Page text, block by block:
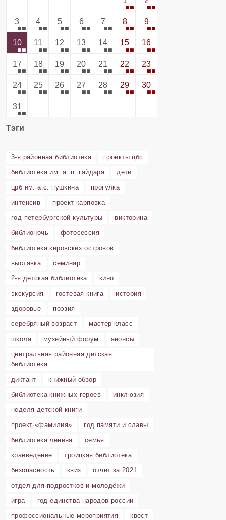
3 4 5 6 7 8 9
10 11 12 13 14 15 16
17 18 19 20 21 22 23
24 25 26 27 28 29 30
31
Тэги
3-я районная библиотека
проекты цбс
библиотека им. а. п. гайдара
дети
црб им. а.с. пушкина
прогулка
интенсив
проект карповка
год петербургской культуры
викторина
библионочь
фотосессия
библиотека кировских островов
выставка
семинар
2-я детская библиотека
кино
экскурсия
гостевая книга
история
здоровье
поэзия
серебряный возраст
мастер-класс
школа
музейный форум
анонсы
центральная районная детская
библиотека
диктант
книжный обзор
библиотека книжных героев
инклюзия
неделя детской книги
проект «фамилия»
год памяти и славы
библиотека ленина
семья
краеведение
троицкая библиотека
безопасность
квиз
отчет за 2021
отдел для подростков и молодёжи
игра
год единства народов россии
профессиональные мероприятия
квест